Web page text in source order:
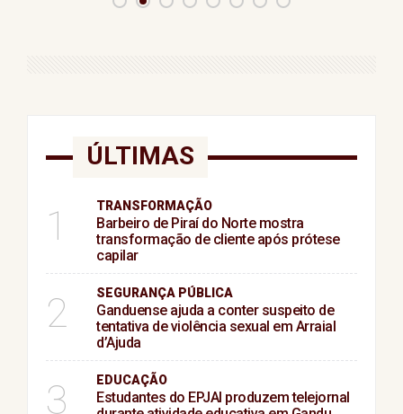
ÚLTIMAS
1 TRANSFORMAÇÃO
Barbeiro de Piraí do Norte mostra
transformação de cliente após prótese
capilar
2 SEGURANÇA PÚBLICA
Ganduense ajuda a conter suspeito de
tentativa de violência sexual em Arraial
d’Ajuda
3 EDUCAÇÃO
Estudantes do EPJAI produzem telejornal